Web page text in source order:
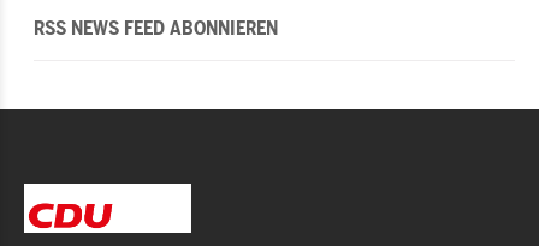
RSS NEWS FEED ABONNIEREN